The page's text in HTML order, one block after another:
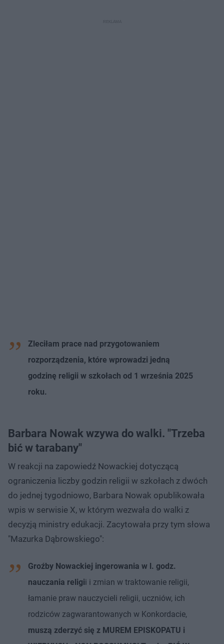
Zleciłam prace nad przygotowaniem
rozporządzenia, które wprowadzi jedną
godzinę religii w szkołach od 1 września 2025
roku.
Barbara Nowak wzywa do walki. "Trzeba
bić w tarabany"
W reakcji na zapowiedź Nowackiej dotyczącą
ograniczenia liczby godzin religii w szkołach z dwóch
do jednej tygodniowo, Barbara Nowak opublikowała
wpis w serwisie X, w którym wezwała do walki z
decyzją ministry edukacji. Zacytowała przy tym słowa
"Mazurka Dąbrowskiego":
Groźby Nowackiej ingerowania w l. godz.
nauczania religii i zmian w traktowanie religii,
łamanie praw nauczycieli religii, uczniów, ich
rodziców zagwarantowanych w Konkordacie,
muszą zderzyć się z MUREM EPISKOPATU i